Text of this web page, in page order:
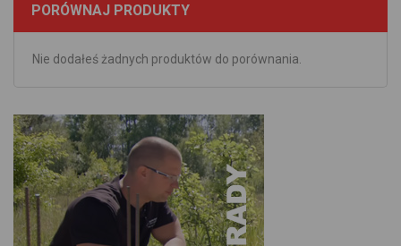
PORÓWNAJ PRODUKTY
Nie dodałeś żadnych produktów do porównania.